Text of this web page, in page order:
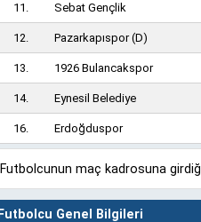
11. Sebat Gençlik
12. Pazarkapıspor(D)
13. 1926 Bulancakspor
14. Eynesil Belediye
16. Erdoğduspor
Futbolcunun maç kadrosuna
Futbolcu Genel Bilgileri